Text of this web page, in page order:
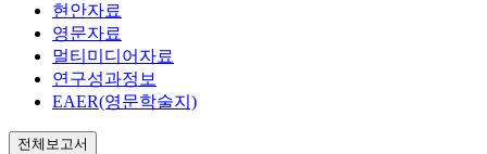
현안자료
영문자료
멀티미디어자료
연구성과정보
EAER(영문학술지)
전체보고서